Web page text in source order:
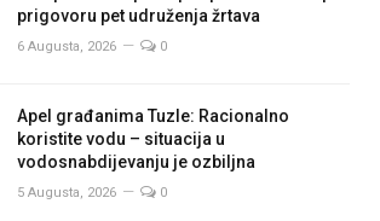
prigovoru pet udruženja žrtava
6 Augusta, 2026 0
Apel građanima Tuzle: Racionalno
koristite vodu – situacija u
vodosnabdijevanju je ozbiljna
5 Augusta, 2026 0